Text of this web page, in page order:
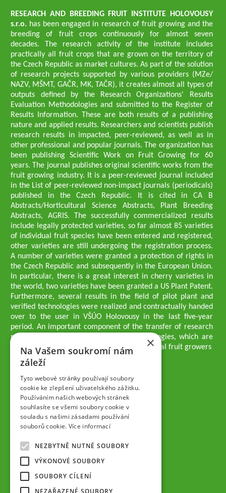
RESEARCH AND BREEDING FRUIT INSTITUTE HOLOVOUSY
s.r.o. has been engaged in research of fruit growing and the
breeding of fruit crops continuously for almost seven
decades. The research activity of the institute includes
practically all fruit crops that are grown on the territory of
the Czech Republic as market cultures. As part of the solution
of research projects supported by various providers (MZe/
NAZV, MŠMT, GAČR, MK, TAČR), it creates almost all types of
outputs defined by the Research Organizations' Results
Evaluation Methodologies and submitted to the Register of
Results Information. These are both results of a publishing
nature and applied results. Researchers and scientists publish
research results in impacted, peer-reviewed, as well as in
other professional and popular journals. The organization has
been publishing Scientific Work on Fruit Growing for 60
years. The journal publishes original scientific works from the
fruit growing industry. It is a peer-reviewed journal included
in the List of peer-reviewed non-impact journals (periodicals)
published in the Czech Republic. It is cited in CA B
Abstracts/Horticultural Science Abstracts, Plant Breeding
Abstracts, AGRIS. The successfully commercialized results
include legally protected varieties, so far almost 85 varieties
of individual fruit species have been entered and registered,
other varieties are still undergoing the registration process.
A number of varieties were granted a protection of rights in
the Czech Republic and subsequently in the European Union.
In particular, there is a great interest in cherry varieties in
the world, two varieties have been granted a US Plant Patent.
Furthermore, several results in the field of pilot plant and
verified technologies were realized and contractually handed
over to the user in VŠÚO Holovousy in the last five-year
period. An important component of the transfer of research
results into practice are growing methodologies, which are
passed on to users - professionals - professional fruit growers
Company executives
Ing. Tomáš Zmeškal
Ing. Jaroslav Vácha
Companions
Ing. Jan Blažek, CS c.
Ing. Josef Kosina, CS c.
Ing. Václav Ludvík
Jaroslav Muška
Ing. Radoslav Potůček
SEMPRA PRAHA a.s.
Company Supervisory Board
×
Na Vašem soukromí nám
záleží
Tyto webové stránky používají soubory
cookie ke zlepšení uživatelského zážitku.
Používáním našich webových stránek
souhlasíte se všemi soubory cookie v
souladu s našimi zásadami používání
souborů cookie. Více informací
NEZBYTNĚ NUTNÉ SOUBORY
VÝKONOVÉ SOUBORY
SOUBORY CÍLENÍ
NEZAŘAZENÉ SOUBORY